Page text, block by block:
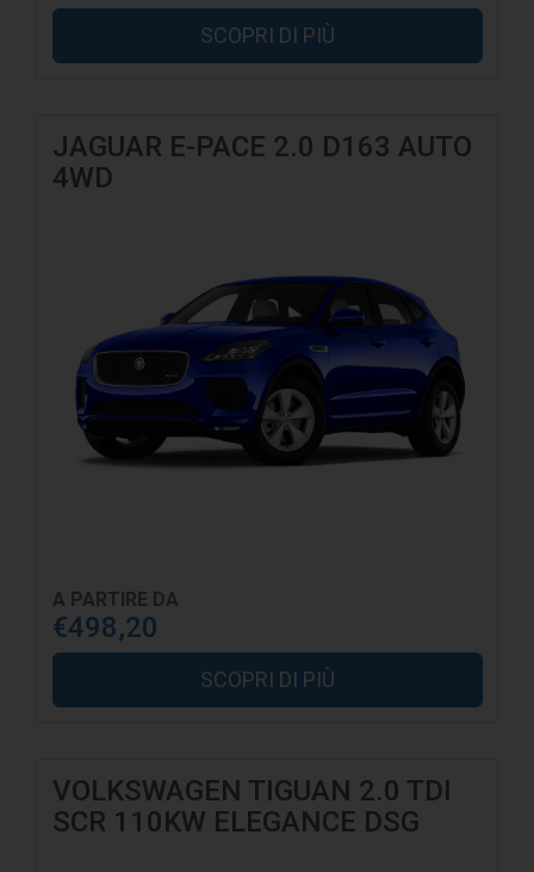
SCOPRI DI PIÙ
JAGUAR E-PACE 2.0 D163 AUTO
4WD
A PARTIRE DA
€498,20
SCOPRI DI PIÙ
VOLKSWAGEN TIGUAN 2.0 TDI
SCR 110KW ELEGANCE DSG